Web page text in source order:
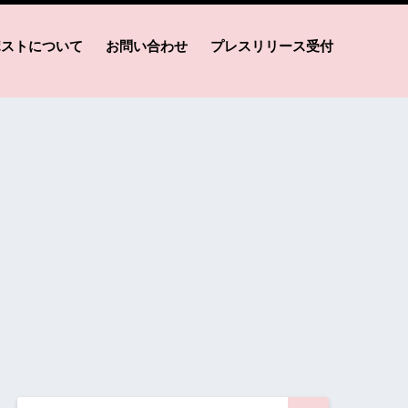
トについて お問い合わせ プレスリリース受付